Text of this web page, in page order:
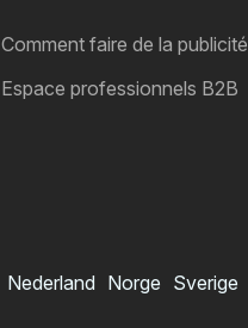
Comment faire de la publicité
Espace professionnels B2B
Nederland Norge Sverige